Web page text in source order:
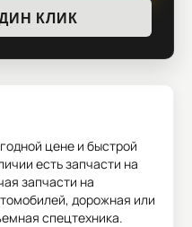
КЛИК
цене и быстрой
есть запчасти на
запчасти на
дорожная или
спецтехника.